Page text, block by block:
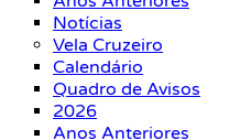
Notícias
Vela Cruzeiro
Calendário
Quadro de Avisos
2026
Anos Anteriores